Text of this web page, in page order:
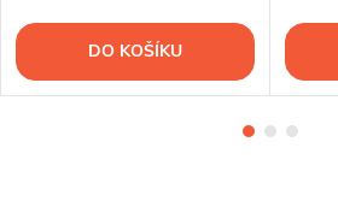
DO KOŠÍKU